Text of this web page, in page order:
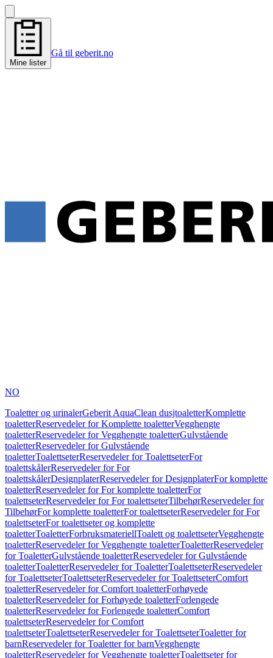
Mine lister
Gå til geberit.no
NO
Toaletter og urinalerGeberit AquaClean dusjtoaletterKomplette
toaletterReservedeler for Komplette toaletterVegghengte
toaletterReservedeler for Vegghengte toaletterGulvstående
toaletterReservedeler for Gulvstående
toaletterToalettseterReservedeler for ToalettseterFor
toalettskålerReservedeler for For
toalettskålerDesignplaterReservedeler for DesignplaterFor komplette
toaletterReservedeler for For komplette toaletterFor
toalettseterReservedeler for For toalettseterTilbehørReservedeler for
TilbehørFor komplette toaletterFor toalettseterReservedeler for For
toalettseterFor toalettseter og komplette
toaletterToaletterForbruksmateriellToalett og toalettseterVegghengte
toaletterReservedeler for Vegghengte toaletterToaletterReservedeler
for ToaletterGulvstående toaletterReservedeler for Gulvstående
toaletterToaletterReservedeler for ToaletterToalettseterReservedeler
for ToalettseterToalettseterReservedeler for ToalettseterComfort
toaletterReservedeler for Comfort toaletterForhøyede
toaletterReservedeler for Forhøyede toaletterForlengede
toaletterReservedeler for Forlengede toaletterComfort
toalettseterReservedeler for Comfort
toalettseterToalettseterReservedeler for ToalettseterToaletter for
barnReservedeler for Toaletter for barnVegghengte
toaletterReservedeler for Vegghengte toaletterToalettseter for